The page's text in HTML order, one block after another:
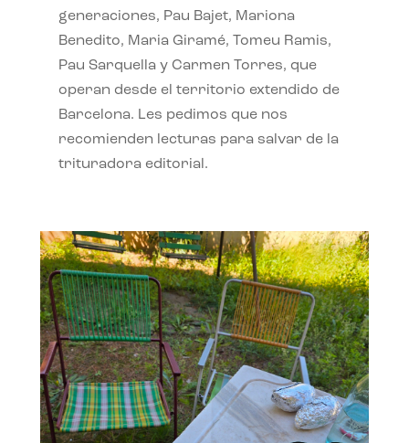
generaciones, Pau Bajet, Mariona
Benedito, Maria Giramé, Tomeu Ramis,
Pau Sarquella y Carmen Torres, que
operan desde el territorio extendido de
Barcelona. Les pedimos que nos
recomienden lecturas para salvar de la
trituradora editorial.